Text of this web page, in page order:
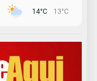
14°C 13°C
17°C 14°C